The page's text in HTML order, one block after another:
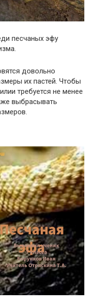
песчаных эфу
довольно
их пастей. Чтобы
требуется не менее
выбрасывать